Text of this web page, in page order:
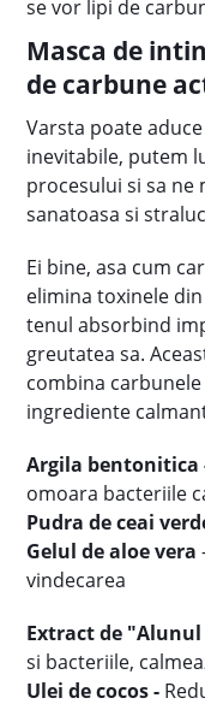
se vor lipi de
Masca de
de carbune
Varsta poate
inevitabile, putem
procesului si sa ne
sanatoasa si
Ei bine, asa cum
elimina toxinele
tenul absorbind
greutatea sa.
combina
ingrediente
Argila bentonitica
omoara bacteriile
Pudra de ceai
Gelul de aloe vera
vindecarea
Extract de
si bacteriile,
Ulei de cocos -